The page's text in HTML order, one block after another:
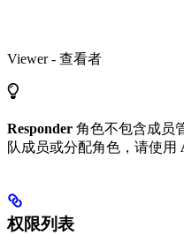
Viewer - 查看者
Responder 角色不包含成员
队成员或分配角色，请使用
权限列表